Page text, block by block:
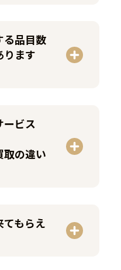
る品目数
ります
ービス
取の違い
てもらえ